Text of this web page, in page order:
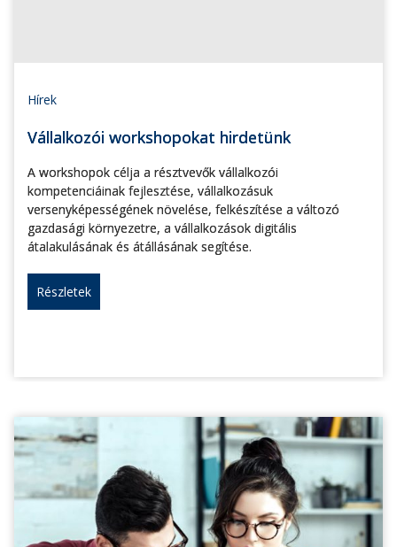
Hírek
Vállalkozói workshopokat hirdetünk
A workshopok célja a résztvevők vállalkozói
kompetenciáinak fejlesztése, vállalkozásuk
versenyképességének növelése, felkészítése a változó
gazdasági környezetre, a vállalkozások digitális
átalakulásának és átállásának segítése.
Részletek